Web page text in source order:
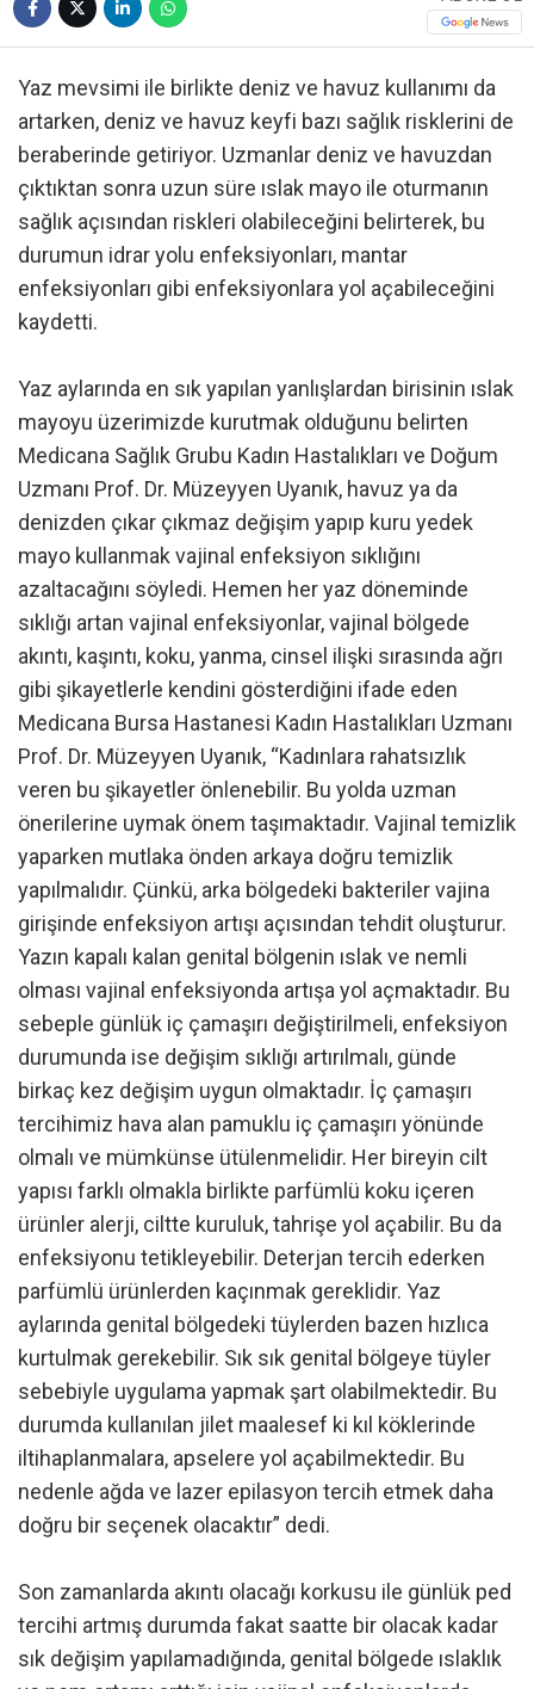
Yaz mevsimi ile birlikte deniz ve havuz kullanımı da
artarken, deniz ve havuz keyfi bazı sağlık risklerini de
beraberinde getiriyor. Uzmanlar deniz ve havuzdan
çıktıktan sonra uzun süre ıslak mayo ile oturmanın
sağlık açısından riskleri olabileceğini belirterek, bu
durumun idrar yolu enfeksiyonları, mantar
enfeksiyonları gibi enfeksiyonlara yol açabileceğini
kaydetti.
Yaz aylarında en sık yapılan yanlışlardan birisinin ıslak
mayoyu üzerimizde kurutmak olduğunu belirten
Medicana Sağlık Grubu Kadın Hastalıkları ve Doğum
Uzmanı Prof. Dr. Müzeyyen Uyanık, havuz ya da
denizden çıkar çıkmaz değişim yapıp kuru yedek
mayo kullanmak vajinal enfeksiyon sıklığını
azaltacağını söyledi. Hemen her yaz döneminde
sıklığı artan vajinal enfeksiyonlar, vajinal bölgede
akıntı, kaşıntı, koku, yanma, cinsel ilişki sırasında ağrı
gibi şikayetlerle kendini gösterdiğini ifade eden
Medicana Bursa Hastanesi Kadın Hastalıkları Uzmanı
Prof. Dr. Müzeyyen Uyanık, “Kadınlara rahatsızlık
veren bu şikayetler önlenebilir. Bu yolda uzman
önerilerine uymak önem taşımaktadır. Vajinal temizlik
yaparken mutlaka önden arkaya doğru temizlik
yapılmalıdır. Çünkü, arka bölgedeki bakteriler vajina
girişinde enfeksiyon artışı açısından tehdit oluşturur.
Yazın kapalı kalan genital bölgenin ıslak ve nemli
olması vajinal enfeksiyonda artışa yol açmaktadır. Bu
sebeple günlük iç çamaşırı değiştirilmeli, enfeksiyon
durumunda ise değişim sıklığı artırılmalı, günde
birkaç kez değişim uygun olmaktadır. İç çamaşırı
tercihimiz hava alan pamuklu iç çamaşırı yönünde
olmalı ve mümkünse ütülenmelidir. Her bireyin cilt
yapısı farklı olmakla birlikte parfümlü koku içeren
ürünler alerji, ciltte kuruluk, tahrişe yol açabilir. Bu da
enfeksiyonu tetikleyebilir. Deterjan tercih ederken
parfümlü ürünlerden kaçınmak gereklidir. Yaz
aylarında genital bölgedeki tüylerden bazen hızlıca
kurtulmak gerekebilir. Sık sık genital bölgeye tüyler
sebebiyle uygulama yapmak şart olabilmektedir. Bu
durumda kullanılan jilet maalesef ki kıl köklerinde
iltihaplanmalara, apselere yol açabilmektedir. Bu
nedenle ağda ve lazer epilasyon tercih etmek daha
doğru bir seçenek olacaktır” dedi.
Son zamanlarda akıntı olacağı korkusu ile günlük ped
tercihi artmış durumda fakat saatte bir olacak kadar
sık değişim yapılamadığında, genital bölgede ıslaklık